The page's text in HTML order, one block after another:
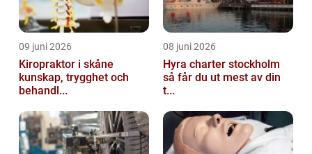
09 juni 2026
Kiropraktor i skåne
kunskap, trygghet och
behandl...
08 juni 2026
Hyra charter stockholm
så får du ut mest av din
t...